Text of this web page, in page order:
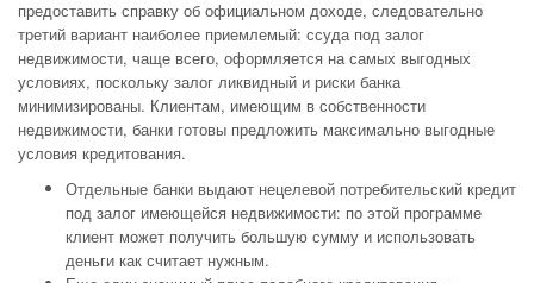
предоставить справку об официальном доходе, следовательно
третий вариант наиболее приемлемый: ссуда под залог
недвижимости, чаще всего, оформляется на самых выгодных
условиях, поскольку залог ликвидный и риски банка
минимизированы. Клиентам, имеющим в собственности
недвижимости, банки готовы предложить максимально выгодные
условия кредитования.
Отдельные банки выдают нецелевой потребительский кредит
под залог имеющейся недвижимости: по этой программе
клиент может получить большую сумму и использовать
деньги как считает нужным.